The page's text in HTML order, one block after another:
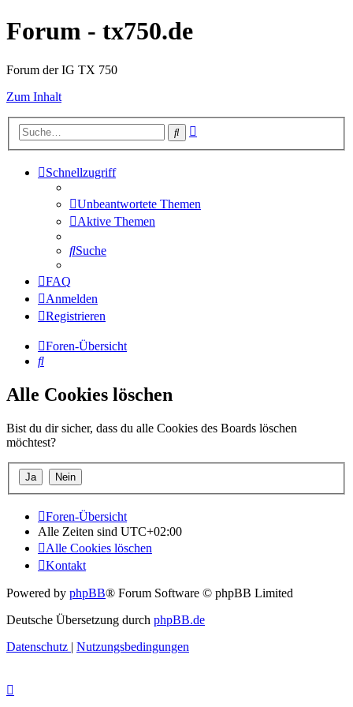
Forum - tx750.de
Forum der IG TX 750
Zum Inhalt
Suche
Schnellzugriff
Unbeantwortete Themen
Aktive Themen
Suche
FAQ
Anmelden
Registrieren
Foren-Übersicht
Suche
Alle Cookies löschen
Bist du dir sicher, dass du alle Cookies des Boards löschen
möchtest?
Foren-Übersicht
Alle Zeiten sind UTC+02:00
Alle Cookies löschen
Kontakt
Powered by phpBB® Forum Software © phpBB Limited
Deutsche Übersetzung durch phpBB.de
Datenschutz | Nutzungsbedingungen